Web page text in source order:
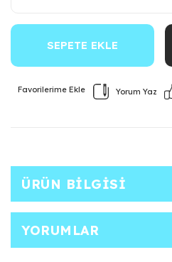
SEPETE EKLE
Yorum Yaz
ÜRÜN BILGISI
YORUMLAR